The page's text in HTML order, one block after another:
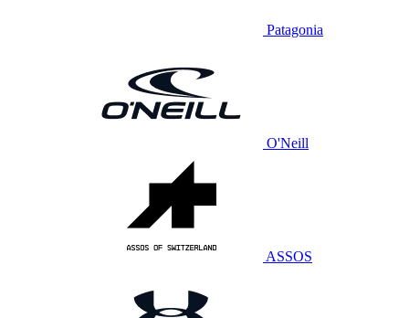
Patagonia
O'Neill
ASSOS